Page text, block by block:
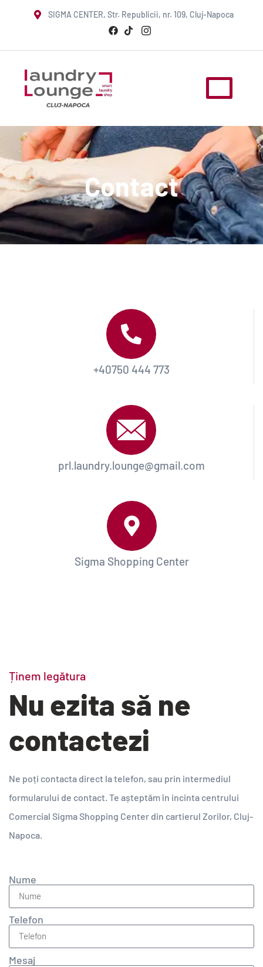
SIGMA CENTER, Str. Republicii, nr. 109, Cluj-Napoca
Contact
+40750 444 773
prl.laundry.lounge@gmail.com
Sigma Shopping Center
Ținem legătura
Nu ezita să ne
contactezi
Ne poți contacta direct la telefon, sau prin intermediul
formularului de contact. Te așteptăm în incinta centrului
Comercial Sigma Shopping Center din cartierul Zorilor, Cluj-
Napoca.
Nume
Telefon
Mesaj